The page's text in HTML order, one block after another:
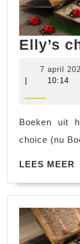
Elly’s
7 april
10:14
Boeken uit
choice (nu
LEES MEER